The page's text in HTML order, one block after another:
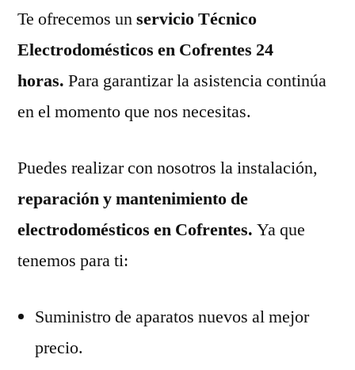
Te ofrecemos unservicio Técnico
Electrodomésticos en Cofrentes 24
horas. Para garantizar la asistencia continúa
en el momento que nos necesitas.
Puedes realizar con nosotros la instalación,
reparación y mantenimiento de
electrodomésticos en Cofrentes. Ya que
tenemos para ti:
Suministro de aparatos nuevos al mejor
precio.